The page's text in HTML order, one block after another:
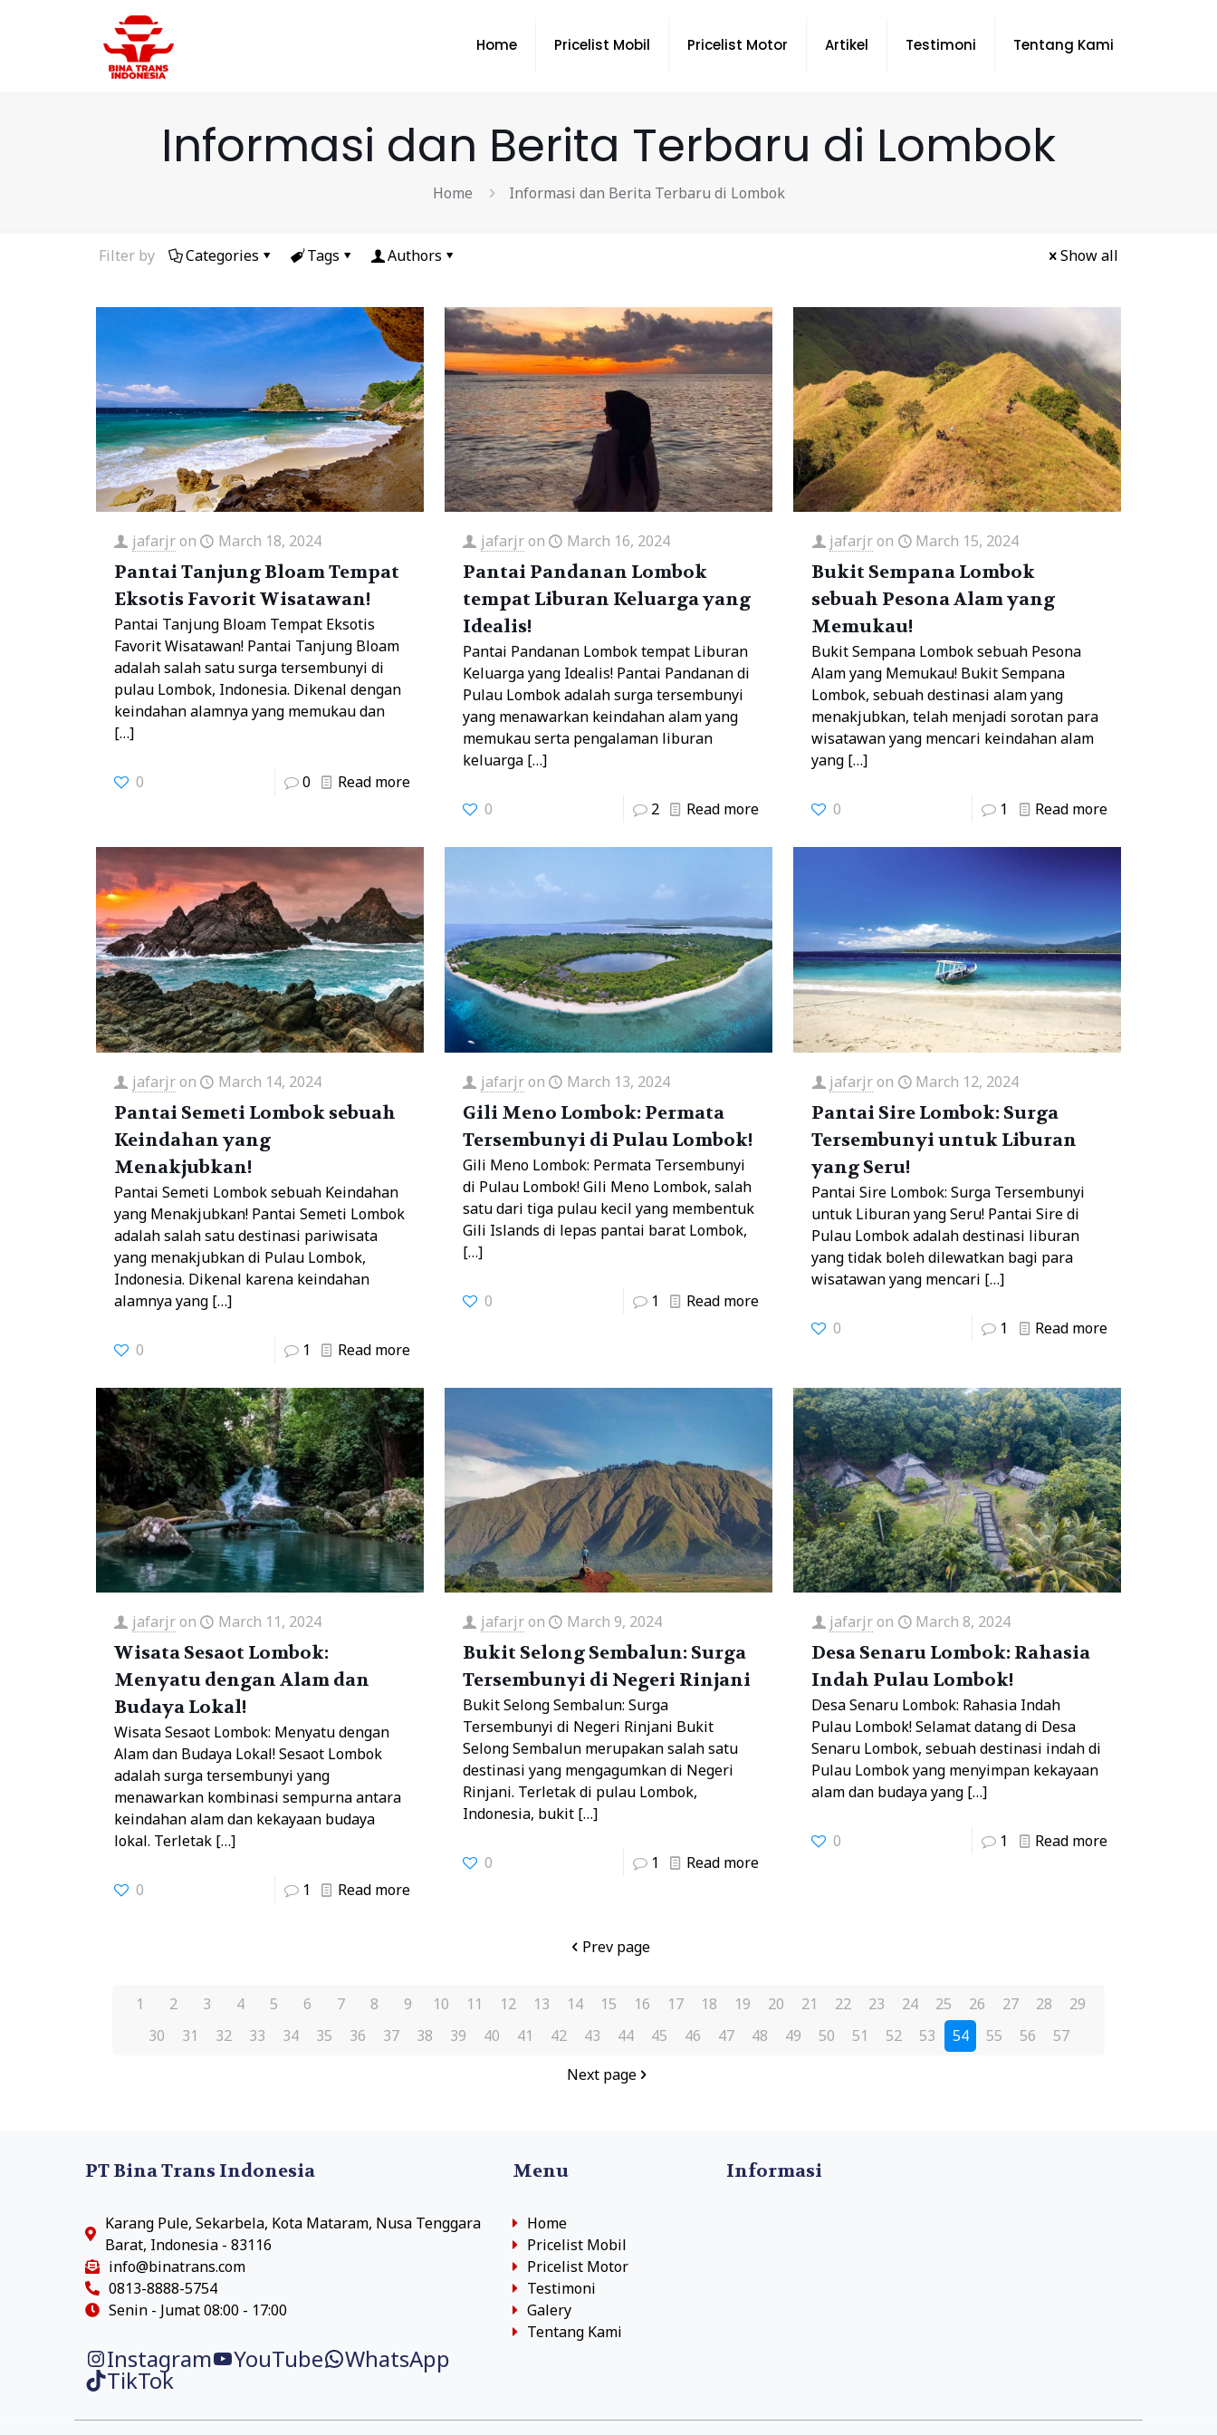
Home Pricelist Mobil Pricelist Motor Artikel Testimoni Tentang Kami
Informasi dan Berita Terbaru di Lombok
Home Informasi dan Berita Terbaru di Lombok
Filter by Categories Tags Authors Show all
jafarjr on March 18, 2024
Pantai Tanjung Bloam Tempat
Eksotis Favorit Wisatawan!
Pantai Tanjung Bloam Tempat Eksotis
Favorit Wisatawan! Pantai Tanjung Bloam
adalah salah satu surga tersembunyi di
pulau Lombok, Indonesia. Dikenal dengan
keindahan alamnya yang memukau dan
[…]
0 0 Read more
jafarjron March 16, 2024
Pantai Pandanan Lombok
tempat Liburan Keluarga yang
Idealis!
Pantai Pandanan Lombok tempat Liburan
Keluarga yang Idealis! Pantai Pandanan di
Pulau Lombok adalah surga tersembunyi
yang menawarkan keindahan alam yang
memukau serta pengalaman liburan
keluarga[…]
0 2 Read more
jafarjron March 15, 2024
Bukit Sempana Lombok
sebuah Pesona Alam yang
Memukau!
Bukit Sempana Lombok sebuah Pesona
Alam yang Memukau! Bukit Sempana
Lombok, sebuah destinasi alam yang
menakjubkan, telah menjadi sorotan para
wisatawan yang mencari keindahan alam
yang […]
0 1 Read more
jafarjr on March 14, 2024
Pantai Semeti Lombok sebuah
Keindahan yang
Menakjubkan!
Pantai Semeti Lombok sebuah Keindahan
yang Menakjubkan! Pantai Semeti Lombok
adalah salah satu destinasi pariwisata
yang menakjubkan di Pulau Lombok,
Indonesia. Dikenal karena keindahan
alamnya yang[…]
0 1 Read more
jafarjron March 13, 2024
Gili Meno Lombok: Permata
Tersembunyi di Pulau Lombok!
Gili Meno Lombok: Permata Tersembunyi
di Pulau Lombok! Gili Meno Lombok, salah
satu dari tiga pulau kecil yang membentuk
Gili Islands di lepas pantai barat Lombok,
[…]
0 1 Read more
jafarjron March 12, 2024
Pantai Sire Lombok: Surga
Tersembunyi untuk Liburan
yang Seru!
Pantai Sire Lombok: Surga Tersembunyi
untuk Liburan yang Seru! Pantai Sire di
Pulau Lombok adalah destinasi liburan
yang tidak boleh dilewatkan bagi para
wisatawan yang mencari […]
0 1 Read more
jafarjr on March 11, 2024
Wisata Sesaot Lombok:
Menyatu dengan Alam dan
Budaya Lokal!
Wisata Sesaot Lombok: Menyatu dengan
Alam dan Budaya Lokal! Sesaot Lombok
adalah surga tersembunyi yang
menawarkan kombinasi sempurna antara
keindahan alam dan kekayaan budaya
lokal. Terletak[…]
0 1 Read more
jafarjron March 9, 2024
Bukit Selong Sembalun: Surga
Tersembunyi di Negeri Rinjani
Bukit Selong Sembalun: Surga
Tersembunyi di Negeri Rinjani Bukit
Selong Sembalun merupakan salah satu
destinasi yang mengagumkan di Negeri
Rinjani. Terletak di pulau Lombok,
Indonesia, bukit[…]
0 1 Read more
jafarjron March 8, 2024
Desa Senaru Lombok: Rahasia
Indah Pulau Lombok!
Desa Senaru Lombok: Rahasia Indah
Pulau Lombok! Selamat datang di Desa
Senaru Lombok, sebuah destinasi indah di
Pulau Lombok yang menyimpan kekayaan
alam dan budaya yang […]
0 1 Read more
Prev page
1 2 3 4 5 6 7 8 9 10 11 12 13 14 15 16 17 18 19 20 21 22 23 24 25 26 27 28
29
30
31 32 33 34 35 36 37 38 39 40 41 42 43 44 45 46 47 48 49 50 51 52 53 54 55 56
57
Next page
PT Bina Trans Indonesia
Karang Pule, Sekarbela, Kota Mataram, Nusa Tenggara
Barat, Indonesia - 83116
info@binatrans.com
0813-8888-5754
Senin - Jumat 08:00 - 17:00
Instagram YouTube WhatsApp
TikTok
Menu
Home
Pricelist Mobil
Pricelist Motor
Testimoni
Galery
Tentang Kami
Informasi